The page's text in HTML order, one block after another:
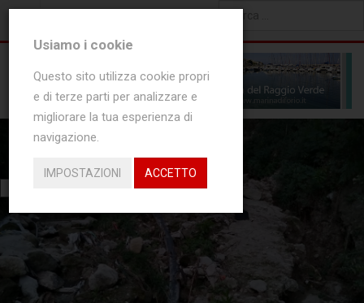
Type 2 or more characters
for results.
IN EVIDENZA
Usiamo i cookie
Questo sito utilizza cookie propri
e di terze parti per analizzare e
migliorare la tua esperienza di
navigazione.
IMPOSTAZIONI ACCETTO